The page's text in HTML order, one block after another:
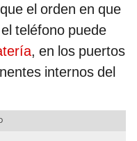
el orden en que
teléfono puede
, en los puertos
internos del